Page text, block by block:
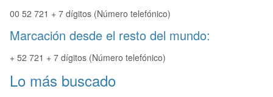
00 52 721 + 7 dígitos (Número telefónico)
Marcación desde el resto del mundo:
+ 52 721 + 7 dígitos (Número telefónico)
Lo más buscado